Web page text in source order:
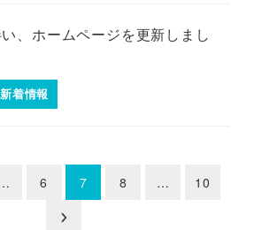
、ホームページを更新しまし
新着情報
6 7 8 … 10